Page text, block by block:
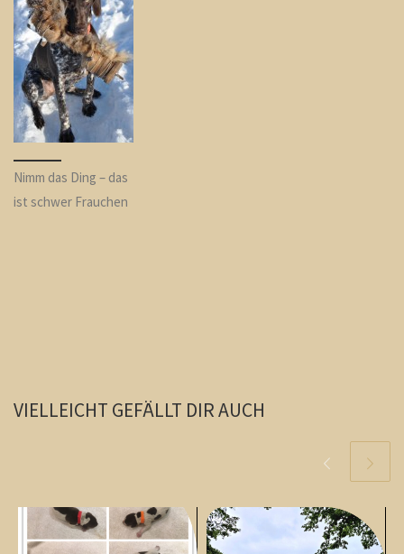
Nimm das Ding – das
ist schwer Frauchen
VIELLEICHT GEFÄLLT DIR AUCH